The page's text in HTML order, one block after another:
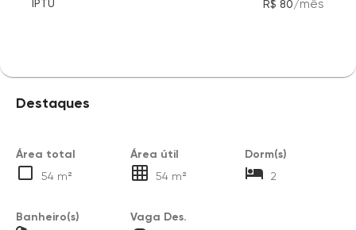
IPTU R$ 80/mês
Destaques
Área total
54 m²
Área útil
54 m²
Dorm(s)
2
Banheiro(s) Vaga Des.